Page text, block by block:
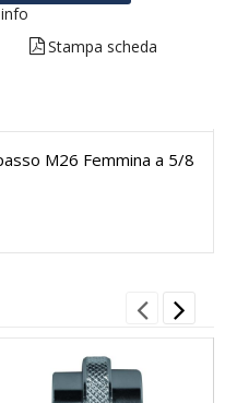
Stampa scheda
M26 Femmina a 5/8